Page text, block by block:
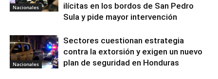
Nacionales
ilícitas en los bordos de San Pedro
Sula y pide mayor intervención
Nacionales
Sectores cuestionan estrategia
contra la extorsión y exigen un nuevo
plan de seguridad en Honduras